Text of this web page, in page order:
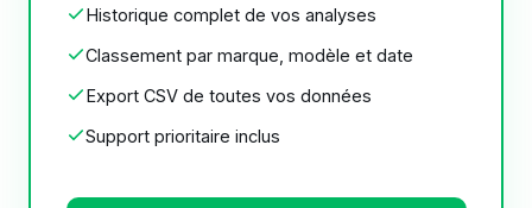
Historique complet de vos analyses
Classement par marque, modèle et date
Export CSV de toutes vos données
Support prioritaire inclus